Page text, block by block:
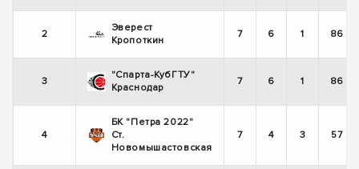
2
Эверест
Кропоткин
7 6 1 86
3
"Спарта-КубГТУ"
Краснодар
7 6 1 86
4
БК "Петра 2022"
Ст.
Новомышастовская
7 4 3 57